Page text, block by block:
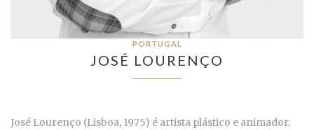
PORTUGAL
JOSÉ LOURENÇO
José Lourenço (Lisboa, 1975) é artista plástico e animador.